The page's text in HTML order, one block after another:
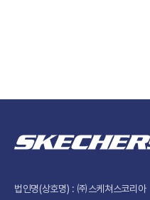
법인명(상호명) : ㈜스케쳐스코리아